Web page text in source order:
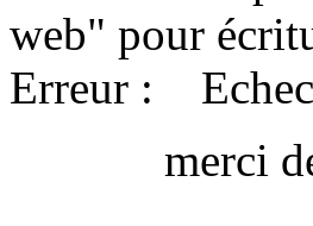
web" pour
Erreur :
merci de